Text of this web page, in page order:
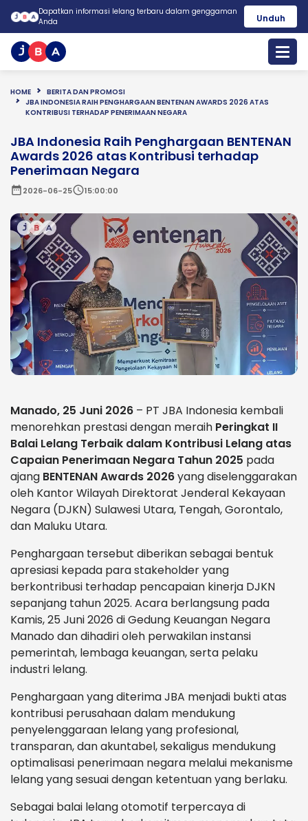
Dapatkan informasi lelang terbaru dalam genggaman
Anda
Unduh
HOME
BERITA DAN PROMOSI
JBA INDONESIA RAIH PENGHARGAAN BENTENAN AWARDS 2026 ATAS
KONTRIBUSI TERHADAP PENERIMAAN NEGARA
JBA Indonesia Raih Penghargaan BENTENAN
Awards 2026 atas Kontribusi terhadap
Penerimaan Negara
date_range2026-06-25schedule15:00:00
Manado, 25 Juni 2026 – PT JBA Indonesia kembali
menorehkan prestasi dengan meraih Peringkat II
Balai Lelang Terbaik dalam Kontribusi Lelang atas
Capaian Penerimaan Negara Tahun 2025 pada
ajang BENTENAN Awards 2026yang diselenggarakan
oleh Kantor Wilayah Direktorat Jenderal Kekayaan
Negara (DJKN) Sulawesi Utara, Tengah, Gorontalo,
dan Maluku Utara.
Penghargaan tersebut diberikan sebagai bentuk
apresiasi kepada para stakeholder yang
berkontribusi terhadap pencapaian kinerja DJKN
sepanjang tahun 2025. Acara berlangsung pada
Kamis, 25 Juni 2026 di Gedung Keuangan Negara
Manado dan dihadiri oleh perwakilan instansi
pemerintah, lembaga keuangan, serta pelaku
industri lelang.
Penghargaan yang diterima JBA menjadi bukti atas
kontribusi perusahaan dalam mendukung
penyelenggaraan lelang yang profesional,
transparan, dan akuntabel, sekaligus mendukung
optimalisasi penerimaan negara melalui mekanisme
lelang yang sesuai dengan ketentuan yang berlaku.
Sebagai balai lelang otomotif terpercaya di